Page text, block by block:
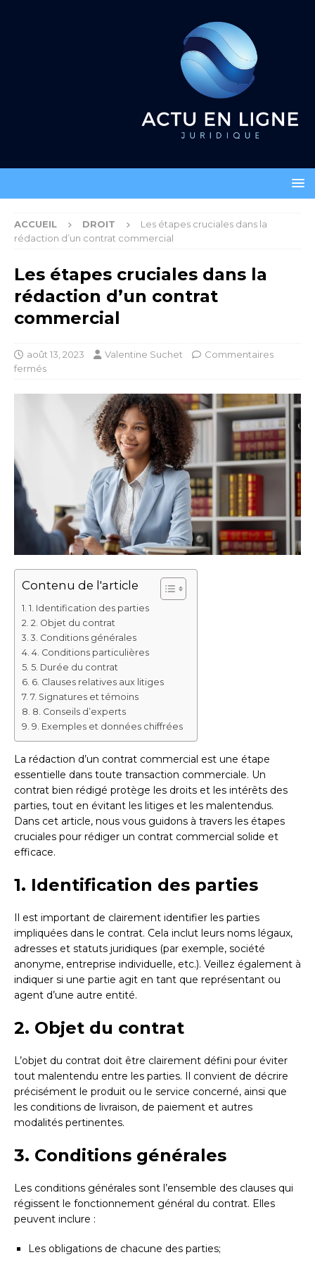
ACCUEIL DROIT
Les étapes cruciales dans la
rédaction d’un contrat commercial
Les étapes cruciales dans la
rédaction d’un contrat
commercial
août 13, 2023 Valentine Suchet
Commentaires
fermés
Contenu de l'article
1. Identification des parties
2. Objet du contrat
3. Conditions générales
4. Conditions particulières
5. Durée du contrat
6. Clauses relatives aux litiges
7. Signatures et témoins
8. Conseils d’experts
9. Exemples et données chiffrées
La rédaction d’un contrat commercial est une étape
essentielle dans toute transaction commerciale. Un
contrat bien rédigé protège les droits et les intérêts des
parties, tout en évitant les litiges et les malentendus.
Dans cet article, nous vous guidons à travers les étapes
cruciales pour rédiger un contrat commercial solide et
efficace.
1. Identification des parties
Il est important de clairement identifier les parties
impliquées dans le contrat. Cela inclut leurs noms légaux,
adresses et statuts juridiques (par exemple, société
anonyme, entreprise individuelle, etc.). Veillez également à
indiquer si une partie agit en tant que représentant ou
agent d’une autre entité.
2. Objet du contrat
L’objet du contrat doit être clairement défini pour éviter
tout malentendu entre les parties. Il convient de décrire
précisément le produit ou le service concerné, ainsi que
les conditions de livraison, de paiement et autres
modalités pertinentes.
3. Conditions générales
Les conditions générales sont l’ensemble des clauses qui
régissent le fonctionnement général du contrat. Elles
peuvent inclure :
Les obligations de chacune des parties;